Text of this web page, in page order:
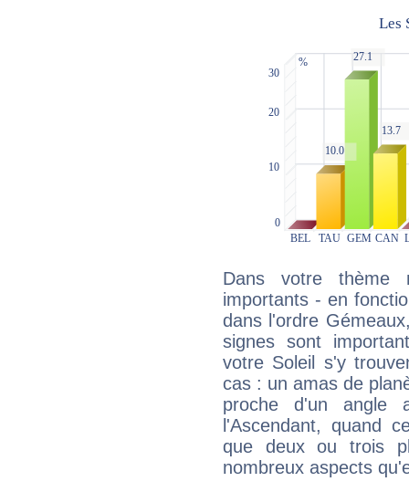
Dans votre thème
importants - en
dans l'ordre
signes sont
votre Soleil s'y
cas : un amas de
proche d'un
l'Ascendant, quand
que deux ou trois
nombreux aspects